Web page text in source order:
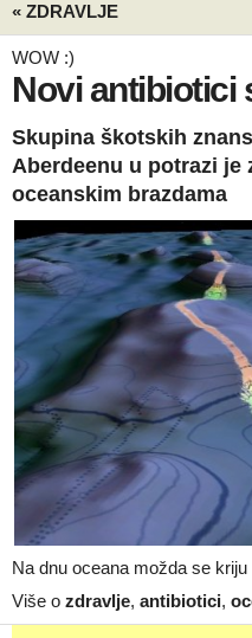
« ZDRAVLJE
WOW :)
Novi antibiotici
Skupina škotskih
Aberdeenu u potrazi je
oceanskim brazdama
Na dnu oceana možda se
Više o zdravlje, antibiotici,